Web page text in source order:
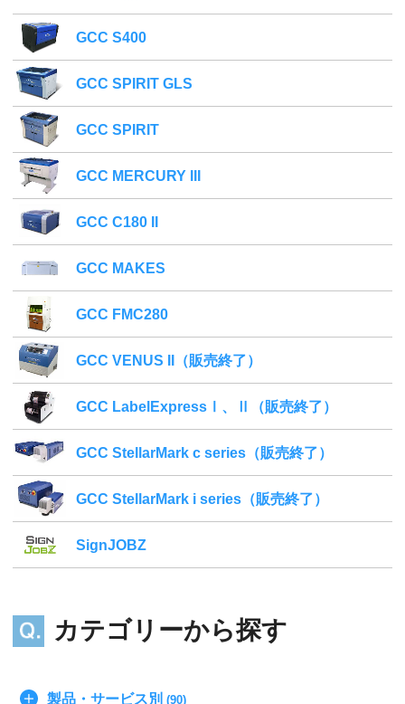
GCC S400
GCC SPIRIT GLS
GCC SPIRIT
GCC MERCURY III
GCC C180 II
GCC MAKES
GCC FMC280
GCC VENUS II（販売終了）
GCC LabelExpressⅠ、Ⅱ（販売終了）
GCC StellarMark c series（販売終了）
GCC StellarMark i series（販売終了）
SignJOBZ
カテゴリーから探す
製品・サービス別 (90)